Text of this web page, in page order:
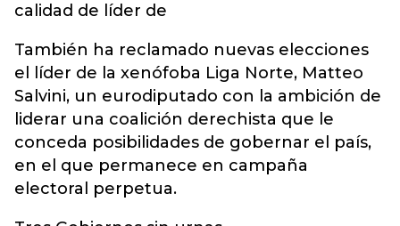
calidad de líder de
También ha reclamado nuevas elecciones
el líder de la xenófoba Liga Norte, Matteo
Salvini, un eurodiputado con la ambición de
liderar una coalición derechista que le
conceda posibilidades de gobernar el país,
en el que permanece en campaña
electoral perpetua.